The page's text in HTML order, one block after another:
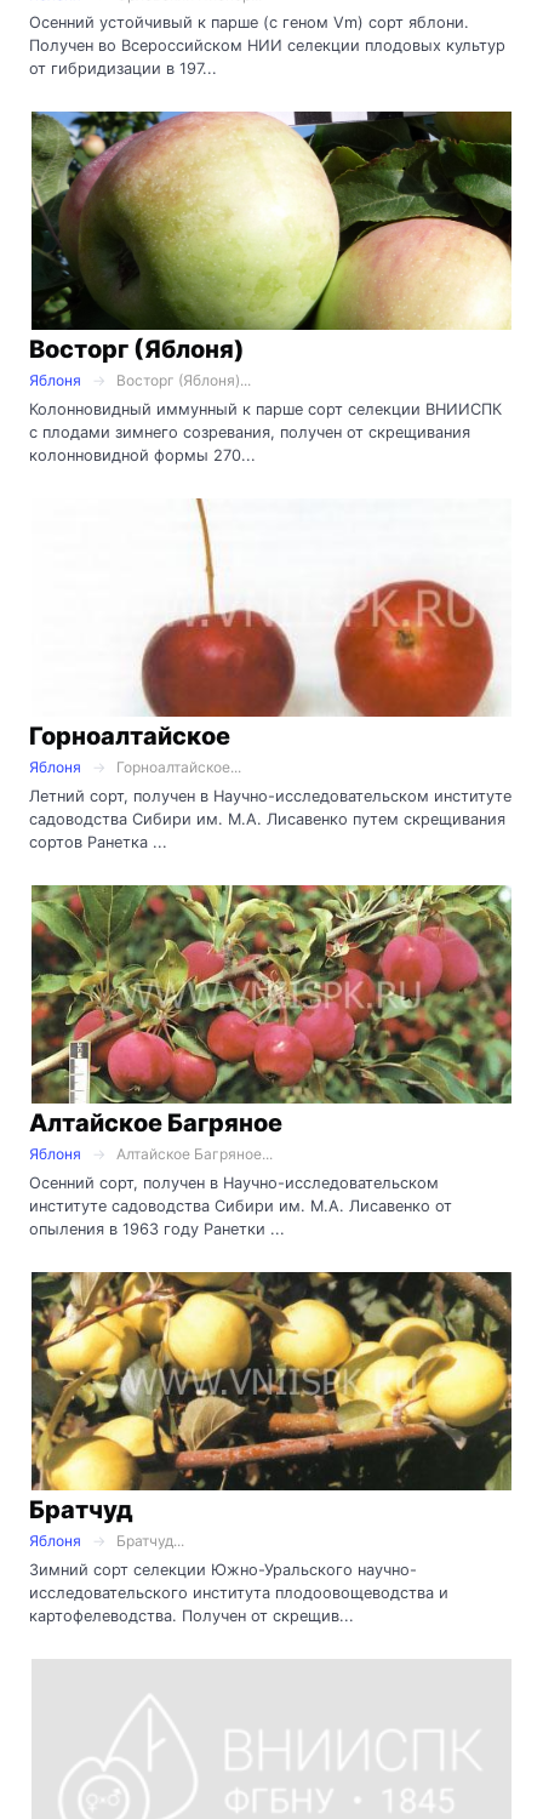
Осенний устойчивый к парше (с геном Vm) сорт яблони.
Получен во Всероссийском НИИ селекции плодовых культур
от гибридизации в 197...
Восторг (Яблоня)
Яблоня
Восторг (Яблоня)...
Колонновидный иммунный к парше сорт селекции ВНИИСПК
с плодами зимнего созревания, получен от скрещивания
колонновидной формы 270...
Горноалтайское
Яблоня
Горноалтайское...
Летний сорт, получен в Научно-исследовательском институте
садоводства Сибири им. М.А. Лисавенко путем скрещивания
сортов Ранетка ...
Алтайское Багряное
Яблоня
Алтайское Багряное...
Осенний сорт, получен в Научно-исследовательском
институте садоводства Сибири им. М.А. Лисавенко от
опыления в 1963 году Ранетки ...
Братчуд
Яблоня
Братчуд...
Зимний сорт селекции Южно-Уральского научно-
исследовательского института плодоовощеводства и
картофелеводства. Получен от скрещив...